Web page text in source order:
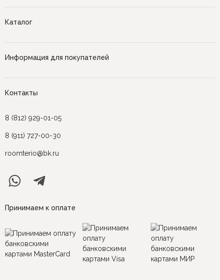
Каталог
Информация для покупателей
Контакты
8 (812) 929-01-05
8 (911) 727-00-30
roomterio@bk.ru
Принимаем к оплате